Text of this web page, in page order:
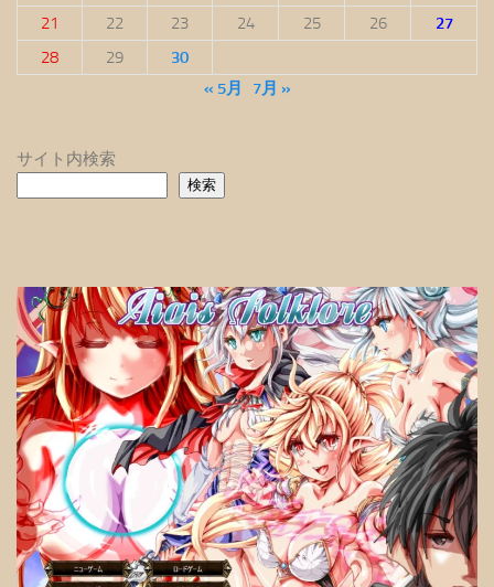
21
22 23 24 25 26
27
28
29
30
« 5月
7月 »
サイト内検索
検索